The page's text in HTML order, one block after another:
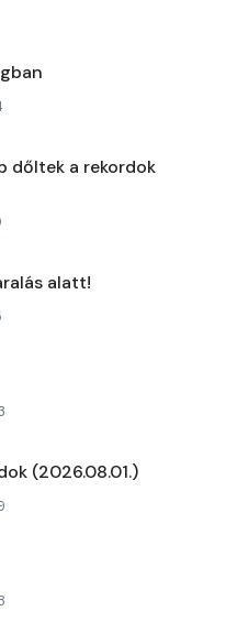
dőltek a rekordok
alatt!
(2026.08.01.)